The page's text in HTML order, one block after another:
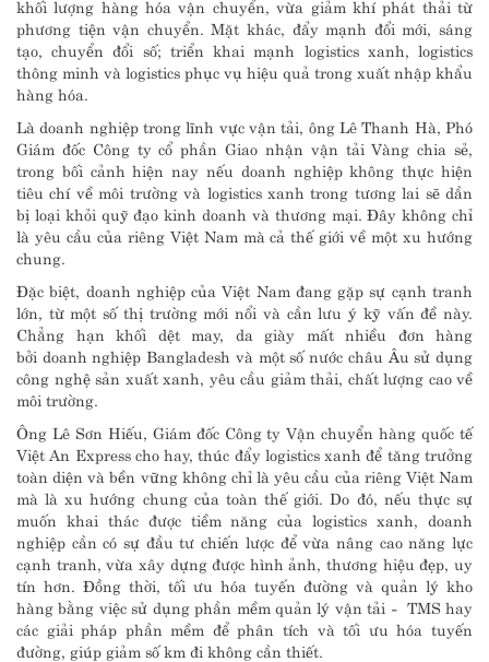
khối lượng hàng hóa vận chuyển, vừa giảm khí phát thải từ
phương tiện vận chuyển. Mặt khác, đẩy mạnh đổi mới, sáng
tạo, chuyển đổi số; triển khai mạnh logistics xanh, logistics
thông minh và logistics phục vụ hiệu quả trong xuất nhập khẩu
hàng hóa.
Là doanh nghiệp trong lĩnh vực vận tải, ông Lê Thanh Hà, Phó
Giám đốc Công ty cổ phần Giao nhận vận tải Vàng chia sẻ,
trong bối cảnh hiện nay nếu doanh nghiệp không thực hiện
tiêu chí về môi trường và logistics xanh trong tương lai sẽ dần
bị loại khỏi quỹ đạo kinh doanh và thương mại. Đây không chỉ
là yêu cầu của riêng Việt Nam mà cả thế giới về một xu hướng
chung.
Đặc biệt, doanh nghiệp của Việt Nam đang gặp sự cạnh tranh
lớn, từ một số thị trường mới nổi và cần lưu ý kỹ vấn đề này.
Chẳng hạn khối dệt may, da giày mất nhiều đơn hàng
bởi doanh nghiệp Bangladesh và một số nước châu Âu sử dụng
công nghệ sản xuất xanh, yêu cầu giảm thải, chất lượng cao về
môi trường.
Ông Lê Sơn Hiếu, Giám đốc Công ty Vận chuyển hàng quốc tế
Việt An Express cho hay, thúc đẩy logistics xanh để tăng trưởng
toàn diện và bền vững không chỉ là yêu cầu của riêng Việt Nam
mà là xu hướng chung của toàn thế giới. Do đó, nếu thực sự
muốn khai thác được tiềm năng của logistics xanh, doanh
nghiệp cần có sự đầu tư chiến lược để vừa nâng cao năng lực
cạnh tranh, vừa xây dựng được hình ảnh, thương hiệu đẹp, uy
tín hơn. Đồng thời, tối ưu hóa tuyến đường và quản lý kho
hàng bằng việc sử dụng phần mềm quản lý vận tải - TMS hay
các giải pháp phần mềm để phân tích và tối ưu hóa tuyến
đường, giúp giảm số km đi không cần thiết.